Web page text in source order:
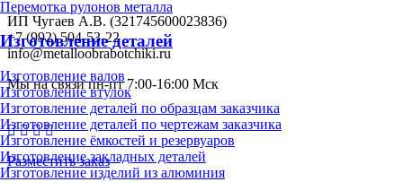
Перемотка рулонов металла
Изготовление деталей
Изготовление валов
Изготовление втулок
Изготовление деталей по образцам заказчика
Изготовление деталей по чертежам заказчика
Изготовление ёмкостей и резервуаров
Изготовление закладных деталей
Изготовление изделий из алюминия
ИП Чугаев А.В. (321745600023836)
+7 (992) 504-53-22
info@metalloobrabotchiki.ru
Мы на связи пн-пт 7:00-16:00 Мск
Разместить заказ